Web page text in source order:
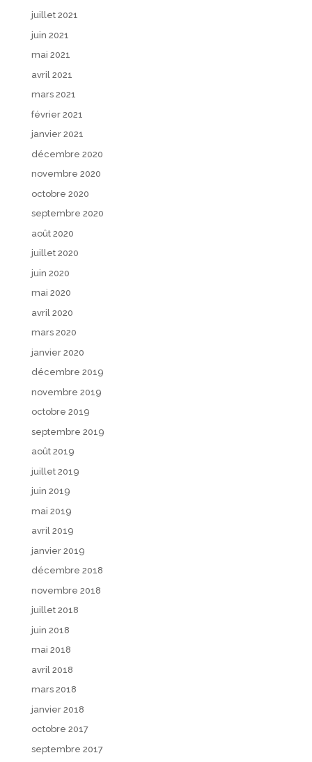
juillet 2021
juin 2021
mai 2021
avril 2021
mars 2021
février 2021
janvier 2021
décembre 2020
novembre 2020
octobre 2020
septembre 2020
août 2020
juillet 2020
juin 2020
mai 2020
avril 2020
mars 2020
janvier 2020
décembre 2019
novembre 2019
octobre 2019
septembre 2019
août 2019
juillet 2019
juin 2019
mai 2019
avril 2019
janvier 2019
décembre 2018
novembre 2018
juillet 2018
juin 2018
mai 2018
avril 2018
mars 2018
janvier 2018
octobre 2017
septembre 2017